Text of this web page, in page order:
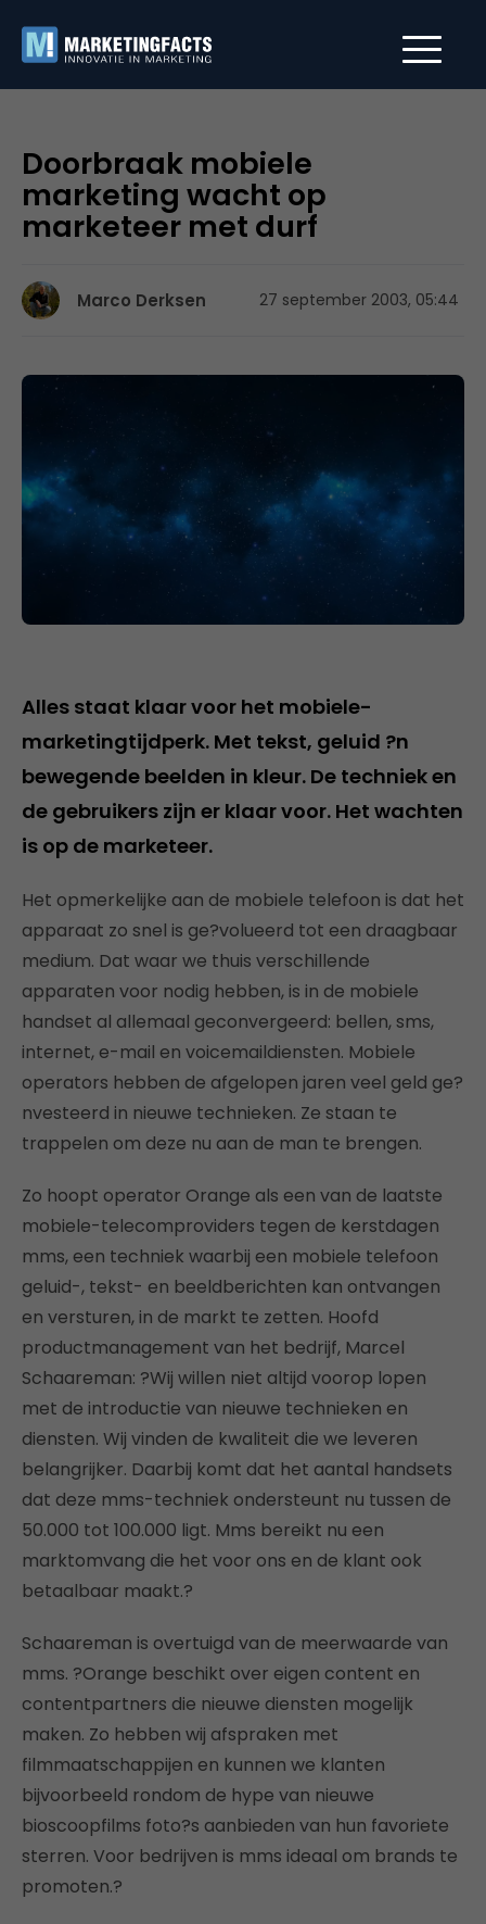
Doorbraak mobiele
marketing wacht op
marketeer met durf
Marco Derksen 27 september 2003, 05:44
Alles staat klaar voor het mobiele-
marketingtijdperk. Met tekst, geluid ?n
bewegende beelden in kleur. De techniek en
de gebruikers zijn er klaar voor. Het wachten
is op de marketeer.
Het opmerkelijke aan de mobiele telefoon is dat het
apparaat zo snel is ge?volueerd tot een draagbaar
medium. Dat waar we thuis verschillende
apparaten voor nodig hebben, is in de mobiele
handset al allemaal geconvergeerd: bellen, sms,
internet, e-mail en voicemaildiensten. Mobiele
operators hebben de afgelopen jaren veel geld ge?
nvesteerd in nieuwe technieken. Ze staan te
trappelen om deze nu aan de man te brengen.
Zo hoopt operator Orange als een van de laatste
mobiele-telecomproviders tegen de kerstdagen
mms, een techniek waarbij een mobiele telefoon
geluid-, tekst- en beeldberichten kan ontvangen
en versturen, in de markt te zetten. Hoofd
productmanagement van het bedrijf, Marcel
Schaareman: ?Wij willen niet altijd voorop lopen
met de introductie van nieuwe technieken en
diensten. Wij vinden de kwaliteit die we leveren
belangrijker. Daarbij komt dat het aantal handsets
dat deze mms-techniek ondersteunt nu tussen de
50.000 tot 100.000 ligt. Mms bereikt nu een
marktomvang die het voor ons en de klant ook
betaalbaar maakt.?
Schaareman is overtuigd van de meerwaarde van
mms. ?Orange beschikt over eigen content en
contentpartners die nieuwe diensten mogelijk
maken. Zo hebben wij afspraken met
filmmaatschappijen en kunnen we klanten
bijvoorbeeld rondom de hype van nieuwe
bioscoopfilms foto?s aanbieden van hun favoriete
sterren. Voor bedrijven is mms ideaal om brands te
promoten.?